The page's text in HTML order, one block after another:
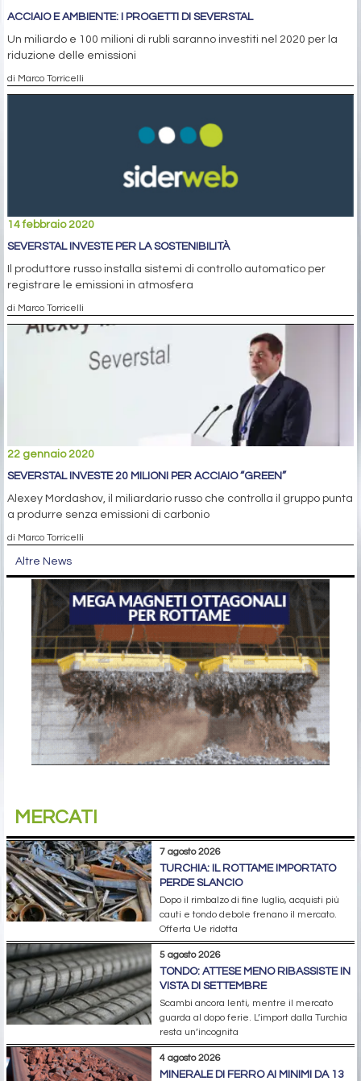
ACCIAIO E AMBIENTE: I PROGETTI DI SEVERSTAL
Un miliardo e 100 milioni di rubli saranno investiti nel 2020 per la
riduzione delle emissioni
di Marco Torricelli
14 febbraio 2020
SEVERSTAL INVESTE PER LA SOSTENIBILITÀ
Il produttore russo installa sistemi di controllo automatico per
registrare le emissioni in atmosfera
di Marco Torricelli
22 gennaio 2020
SEVERSTAL INVESTE 20 MILIONI PER ACCIAIO “GREEN”
Alexey Mordashov, il miliardario russo che controlla il gruppo punta
a produrre senza emissioni di carbonio
di Marco Torricelli
Altre News
MERCATI
7 agosto 2026
TURCHIA: IL ROTTAME IMPORTATO
PERDE SLANCIO
Dopo il rimbalzo di fine luglio, acquisti più
cauti e tondo debole frenano il mercato.
Offerta Ue ridotta
5 agosto 2026
TONDO: ATTESE MENO RIBASSISTE IN
VISTA DI SETTEMBRE
Scambi ancora lenti, mentre il mercato
guarda al dopo ferie. L’import dalla Turchia
resta un’incognita
4 agosto 2026
MINERALE DI FERRO AI MINIMI DA 13